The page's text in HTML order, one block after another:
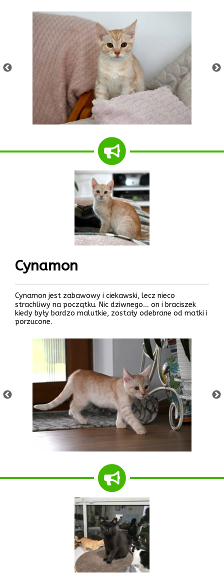
Cynamon
Cynamon jest zabawowy i ciekawski, lecz nieco
strachliwy na początku. Nic dziwnego… on i braciszek
kiedy były bardzo malutkie, zostały odebrane od matki i
porzucone.